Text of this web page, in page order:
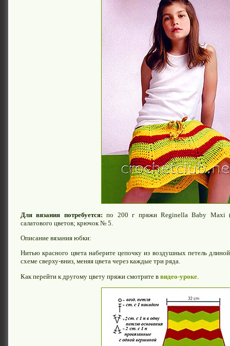
Для вязания потребуется: по 200 г пряжи Reginella Baby Maxi
салатового цветов; крючок № 5.
Описание вязания юбки:
Нитью красного цвета наберите цепочку из воздушных петель
схеме сверху-вниз, меняя цвета через каждые три ряда.
Как перейти к другому цвету пряжи смотрите в видео-уроке